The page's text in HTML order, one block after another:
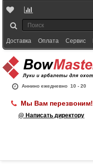
Доставка Оплата Сервис
Аннино ежедневно 10 - 20
Мы Вам перезвоним!
@ Написать директору